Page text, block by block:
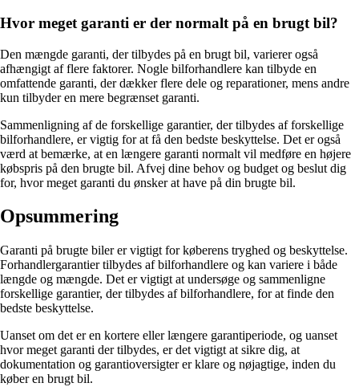
Hvor meget garanti er der normalt på en brugt bil?
Den mængde garanti, der tilbydes på en brugt bil, varierer også
afhængigt af flere faktorer. Nogle bilforhandlere kan tilbyde en
omfattende garanti, der dækker flere dele og reparationer, mens andre
kun tilbyder en mere begrænset garanti.
Sammenligning af de forskellige garantier, der tilbydes af forskellige
bilforhandlere, er vigtig for at få den bedste beskyttelse. Det er også
værd at bemærke, at en længere garanti normalt vil medføre en højere
købspris på den brugte bil. Afvej dine behov og budget og beslut dig
for, hvor meget garanti du ønsker at have på din brugte bil.
Opsummering
Garanti på brugte biler er vigtigt for køberens tryghed og beskyttelse.
Forhandlergarantier tilbydes af bilforhandlere og kan variere i både
længde og mængde. Det er vigtigt at undersøge og sammenligne
forskellige garantier, der tilbydes af bilforhandlere, for at finde den
bedste beskyttelse.
Uanset om det er en kortere eller længere garantiperiode, og uanset
hvor meget garanti der tilbydes, er det vigtigt at sikre dig, at
dokumentation og garantioversigter er klare og nøjagtige, inden du
køber en brugt bil.